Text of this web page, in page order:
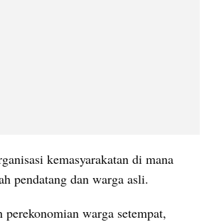
kemasyarakatan di mana
pendatang dan warga asli.
warga setempat,